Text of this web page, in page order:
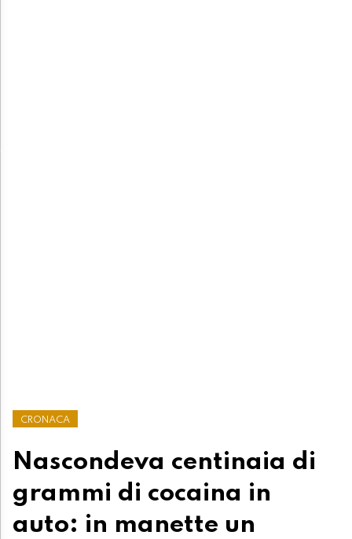
CRONACA
Nascondeva centinaia di
grammi di cocaina in
auto: in manette un